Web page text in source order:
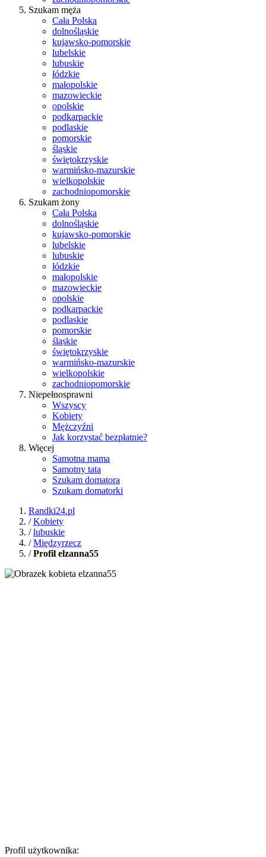
Szukam męża
Cała Polska
dolnośląskie
kujawsko-pomorskie
lubelskie
lubuskie
łódzkie
małopolskie
mazowieckie
opolskie
podkarpackie
podlaskie
pomorskie
śląskie
świętokrzyskie
warmińsko-mazurskie
wielkopolskie
zachodniopomorskie
Szukam żony
Cała Polska
dolnośląskie
kujawsko-pomorskie
lubelskie
lubuskie
łódzkie
małopolskie
mazowieckie
opolskie
podkarpackie
podlaskie
pomorskie
śląskie
świętokrzyskie
warmińsko-mazurskie
wielkopolskie
zachodniopomorskie
Niepełnosprawni
Wszyscy
Kobiety
Mężczyźni
Jak korzystać bezpłatnie?
Więcej
Samotna mama
Samotny tata
Szukam domatora
Szukam domatorki
Randki24.pl
/Kobiety
/lubuskie
/Międzyrzecz
/Profil elzanna55
Profil użytkownika: